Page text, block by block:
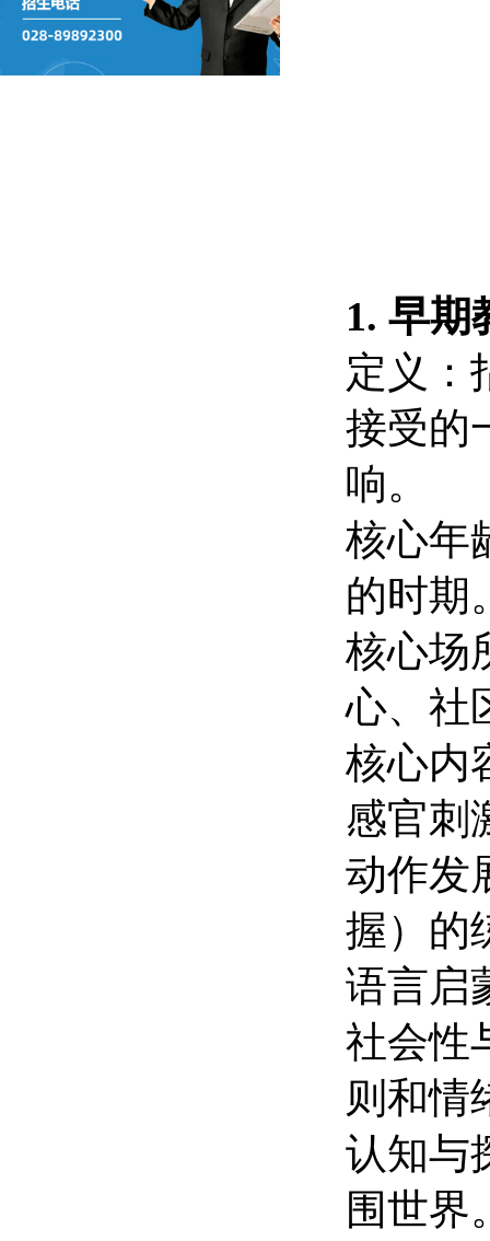
1. 早期
定义：
接受的
响。
核心年
的时期
核心场
心、社
核心内
感官刺
动作发
握）的
语言启
社会性
则和情
认知与
围世界